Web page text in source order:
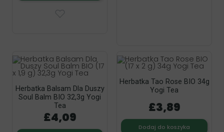
Herbatka Balsam Dla Duszy
Soul Balm BIO 32,3g Yogi
Tea
£4,09
Herbatka Tao Rose BIO 34g
Yogi Tea
£3,89
Dodaj do koszyka